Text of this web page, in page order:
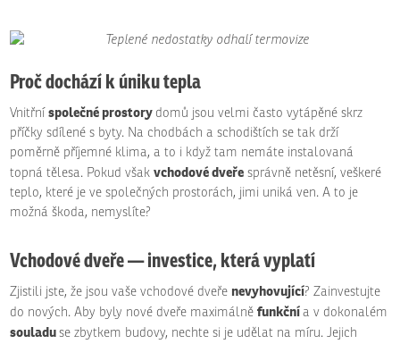
Proč dochází k úniku tepla
Vnitřníspolečné prostory domů jsou velmi často vytápěné skrz
příčky sdílené s byty. Na chodbách a schodištích se tak drží
poměrně příjemné klima, a to i když tam nemáte instalovaná
topná tělesa. Pokud všakvchodové dveře správně netěsní, veškeré
teplo, které je ve společných prostorách, jimi uniká ven. A to je
možná škoda, nemyslíte?
Vchodové dveře — investice, která vyplatí
Zjistili jste, že jsou vaše vchodové dveře nevyhovující? Zainvestujte
do nových. Aby byly nové dveře maximálněfunkčnía v dokonalém
souladuse zbytkem budovy, nechte si je udělat na míru. Jejich